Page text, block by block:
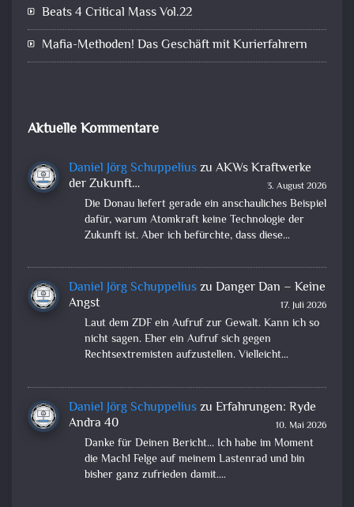
Beats 4 Critical Mass Vol.22
Mafia-Methoden! Das Geschäft mit Kurierfahrern
Aktuelle Kommentare
Daniel Jörg Schuppeliuszu AKWs Kraftwerke
der Zukunft…
3. August 2026
Die Donau liefert gerade ein anschauliches Beispiel
dafür, warum Atomkraft keine Technologie der
Zukunft ist. Aber ich befürchte, dass diese…
Daniel Jörg Schuppeliuszu Danger Dan – Keine
Angst
17. Juli 2026
Laut dem ZDF ein Aufruf zur Gewalt. Kann ich so
nicht sagen. Eher ein Aufruf sich gegen
Rechtsextremisten aufzustellen. Vielleicht…
Daniel Jörg Schuppeliuszu Erfahrungen: Ryde
Andra 40
10. Mai 2026
Danke für Deinen Bericht... Ich habe im Moment
die Mach1 Felge auf meinem Lastenrad und bin
bisher ganz zufrieden damit.…